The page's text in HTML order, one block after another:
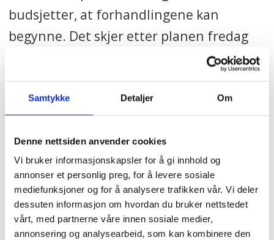
Samtykke Detaljer Om
Denne nettsiden anvender cookies
Vi bruker informasjonskapsler for å gi innhold og
annonser et personlig preg, for å levere sosiale
mediefunksjoner og for å analysere trafikken vår. Vi deler
dessuten informasjon om hvordan du bruker nettstedet
vårt, med partnerne våre innen sosiale medier,
annonsering og analysearbeid, som kan kombinere den
budsjetter, at forhandlingene kan
begynne. Det skjer etter planen fredag
SV
STATSBUDSJETTET
RØDGRØNT SAMARBEID
NYHETER
TANNHELSE
Mest lest| Siste sju dager